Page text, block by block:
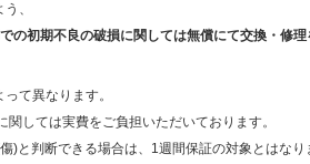
、
の初期不良の破損に関しては無償にて交換・修理
て異なります。
しては実費をご負担いただいております。
)と判断できる場合は、1週間保証の対象とはなり